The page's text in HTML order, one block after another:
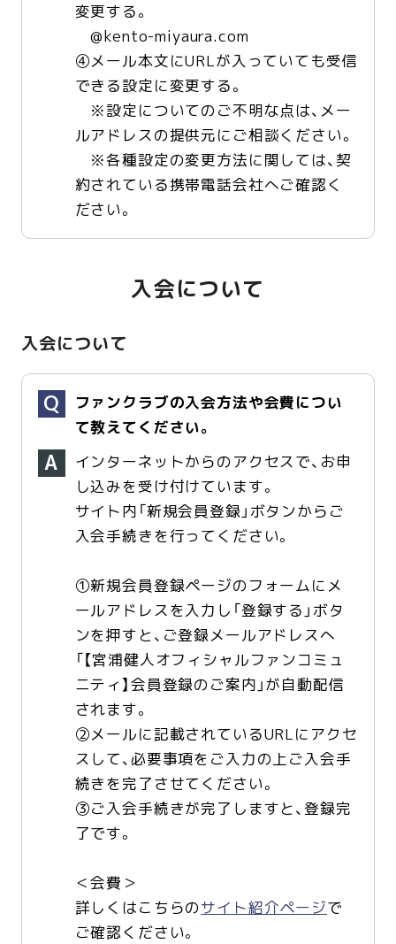
変更する。
@kento-miyaura.com
④メール本文にURLが入っていても受信
できる設定に変更する。
※設定についてのご不明な点は、メー
ルアドレスの提供元にご相談ください。
※各種設定の変更方法に関しては、契
約されている携帯電話会社へご確認く
ださい。
入会について
入会について
ファンクラブの入会方法や会費につい
て教えてください。
インターネットからのアクセスで、お申
し込みを受け付けています。
サイト内「新規会員登録」ボタンからご
入会手続きを行ってください。
①新規会員登録ページのフォームにメ
ールアドレスを入力し「登録する」ボタ
ンを押すと、ご登録メールアドレスへ
「【宮浦健人オフィシャルファンコミュ
ニティ】会員登録のご案内」が自動配信
されます。
②メールに記載されているURLにアクセ
スして、必要事項をご入力の上ご入会手
続きを完了させてください。
③ご入会手続きが完了しますと、登録完
了です。
＜会費＞
詳しくはこちらのサイト紹介ページで
ご確認ください。